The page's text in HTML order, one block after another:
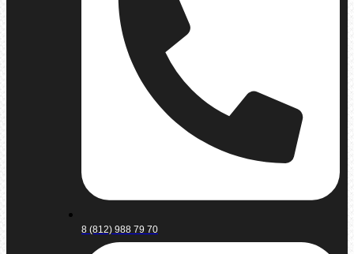
8 (812) 988 79 70